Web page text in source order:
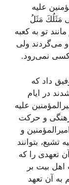
علیه
مَثَلُكَ مَثَلُ
تو به كعبه
می‌گردند ولی
نمی‌رود.
داد كه
در ایام
علیه
و حركت
و
تشیع، بتوانند
تعهدی را كه
بیت بر
به آن تعهد